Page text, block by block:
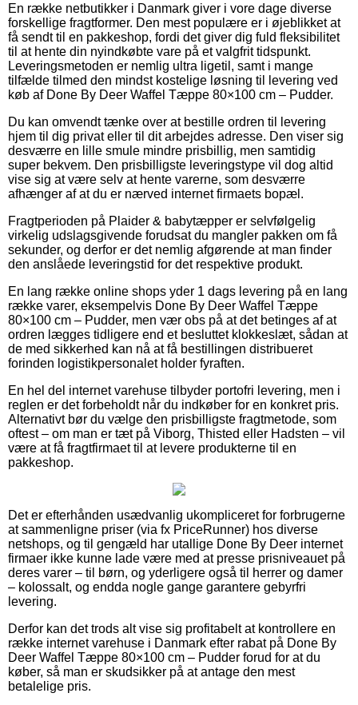
En række netbutikker i Danmark giver i vore dage diverse
forskellige fragtformer. Den mest populære er i øjeblikket at
få sendt til en pakkeshop, fordi det giver dig fuld fleksibilitet
til at hente din nyindkøbte vare på et valgfrit tidspunkt.
Leveringsmetoden er nemlig ultra ligetil, samt i mange
tilfælde tilmed den mindst kostelige løsning til levering ved
køb af Done By Deer Waffel Tæppe 80×100 cm – Pudder.
Du kan omvendt tænke over at bestille ordren til levering
hjem til dig privat eller til dit arbejdes adresse. Den viser sig
desværre en lille smule mindre prisbillig, men samtidig
super bekvem. Den prisbilligste leveringstype vil dog altid
vise sig at være selv at hente varerne, som desværre
afhænger af at du er nærved internet firmaets bopæl.
Fragtperioden på Plaider & babytæpper er selvfølgelig
virkelig udslagsgivende forudsat du mangler pakken om få
sekunder, og derfor er det nemlig afgørende at man finder
den anslåede leveringstid for det respektive produkt.
En lang række online shops yder 1 dags levering på en lang
række varer, eksempelvis Done By Deer Waffel Tæppe
80×100 cm – Pudder, men vær obs på at det betinges af at
ordren lægges tidligere end et besluttet klokkeslæt, sådan at
de med sikkerhed kan nå at få bestillingen distribueret
forinden logistikpersonalet holder fyraften.
En hel del internet varehuse tilbyder portofri levering, men i
reglen er det forbeholdt når du indkøber for en konkret pris.
Alternativt bør du vælge den prisbilligste fragtmetode, som
oftest – om man er tæt på Viborg, Thisted eller Hadsten – vil
være at få fragtfirmaet til at levere produkterne til en
pakkeshop.
Det er efterhånden usædvanlig ukompliceret for forbrugerne
at sammenligne priser (via fx PriceRunner) hos diverse
netshops, og til gengæld har utallige Done By Deer internet
firmaer ikke kunne lade være med at presse prisniveauet på
deres varer – til børn, og yderligere også til herrer og damer
– kolossalt, og endda nogle gange garantere gebyrfri
levering.
Derfor kan det trods alt vise sig profitabelt at kontrollere en
række internet varehuse i Danmark efter rabat på Done By
Deer Waffel Tæppe 80×100 cm – Pudder forud for at du
køber, så man er skudsikker på at antage den mest
betalelige pris.